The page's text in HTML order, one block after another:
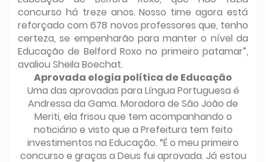
concurso há treze anos. Nosso time agora está
reforçado com 678 novos professores que, tenho
certeza, se empenharão para manter o nível da
Educação de Belford Roxo no primeiro patamar”,
avaliou Sheila Boechat.
Aprovada elogia política de Educação
Uma das aprovadas para Língua Portuguesa é
Andressa da Gama. Moradora de São João de
Meriti, ela frisou que tem acompanhando o
noticiário e visto que a Prefeitura tem feito
investimentos na Educação. “É o meu primeiro
concurso e graças a Deus fui aprovada. Já estou